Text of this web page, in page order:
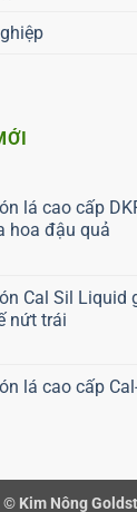
lá cao cấp
hoa đậu quả
Cal Sil Liquid
nứt trái
ngay
lá cao cấp
© Kim Nông